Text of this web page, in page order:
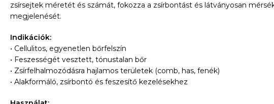
zsírsejtek méretét és számát, fokozza a zsírbontást és látványosan
megjelenését.
Indikációk:
• Cellulitos, egyenetlen bőrfelszín
• Feszességét vesztett, tónustalan bőr
• Zsírfelhalmozódásra hajlamos területek (comb, has, fenék)
• Alakformáló, zsírbontó és feszesítő kezelésekhez